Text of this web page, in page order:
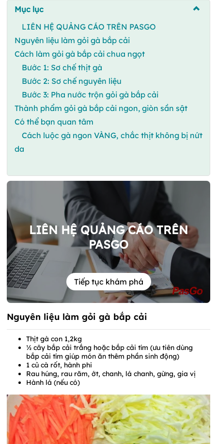
Mục lục
LIÊN HỆ QUẢNG CÁO TRÊN PASGO
Nguyên liệu làm gỏi gà bắp cải
Cách làm gỏi gà bắp cải chua ngọt
Bước 1: Sơ chế thịt gà
Bước 2: Sơ chế nguyên liệu
Bước 3: Pha nước trộn gỏi gà bắp cải
Thành phẩm gỏi gà bắp cải ngon, giòn sần sật
Có thể bạn quan tâm
Cách luộc gà ngon VÀNG, chắc thịt không bị nứt
da
LIÊN HỆ QUẢNG CÁO TRÊN
PASGO
Tiếp tục khám phá
Nguyên liệu làm gỏi gà bắp cải
Thịt gà con 1,2kg
½ cây bắp cải trắng hoặc bắp cải tím (ưu tiên dùng
bắp cải tím giúp món ăn thêm phần sinh động)
1 củ cà rốt, hành phi
Rau húng, rau răm, ớt, chanh, lá chanh, gừng, gia vị
Hành lá (nếu có)